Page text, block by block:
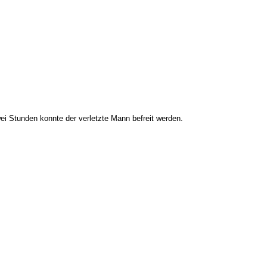
Stunden konnte der verletzte Mann befreit werden.